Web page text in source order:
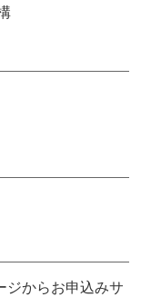
ジからお申込みサ